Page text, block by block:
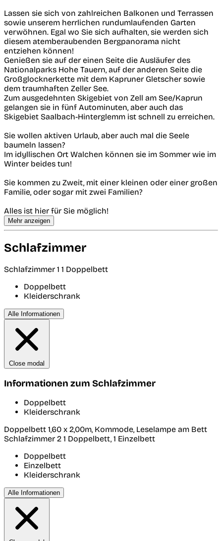
Lassen sie sich von zahlreichen Balkonen und Terrassen
sowie unserem herrlichen rundumlaufenden Garten
verwöhnen. Egal wo Sie sich aufhalten, sie werden sich
diesem atemberaubenden Bergpanorama nicht
entziehen können!
Genießen sie auf der einen Seite die Ausläufer des
Nationalparks Hohe Tauern, auf der anderen Seite die
Großglocknerkette mit dem Kapruner Gletscher sowie
dem traumhaften Zeller See.
Zum ausgedehnten Skigebiet von Zell am See/Kaprun
gelangen sie in fünf Autominuten, aber auch das
Skigebiet Saalbach-Hinterglemm ist schnell zu erreichen.
Sie wollen aktiven Urlaub, aber auch mal die Seele
baumeln lassen?
Im idyllischen Ort Walchen können sie im Sommer wie im
Winter beides tun!
Sie kommen zu Zweit, mit einer kleinen oder einer großen
Familie, oder sogar mit zwei Familien?
Alles ist hier für Sie möglich!
Mehr anzeigen
Schlafzimmer
Schlafzimmer 1 1 Doppelbett
Doppelbett
Kleiderschrank
Alle Informationen
Close modal
Informationen zum Schlafzimmer
Doppelbett
Kleiderschrank
Doppelbett 1,60 x 2,00m, Kommode, Leselampe am Bett
Schlafzimmer 2 1 Doppelbett, 1 Einzelbett
Doppelbett
Einzelbett
Kleiderschrank
Alle Informationen